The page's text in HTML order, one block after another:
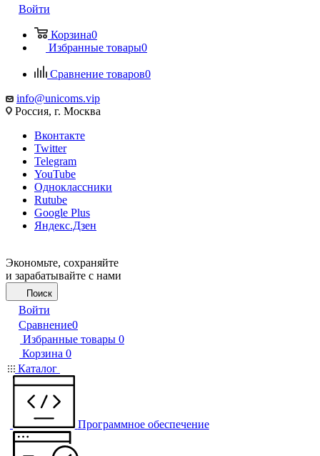
Войти
Корзина0
Избранные товары0
Сравнение товаров0
info@unicoms.vip
Россия, г. Москва
Вконтакте
Twitter
Telegram
YouTube
Одноклассники
Rutube
Google Plus
Яндекс.Дзен
Экономьте, сохраняйте
и зарабатывайте с нами
Поиск
Войти
Сравнение0
Избранные товары 0
Корзина 0
Каталог
Программное обеспечение